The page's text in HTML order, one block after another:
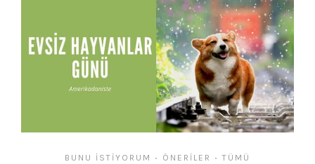
BUNU İSTIYORUM • ÖNERILER • TÜMÜ